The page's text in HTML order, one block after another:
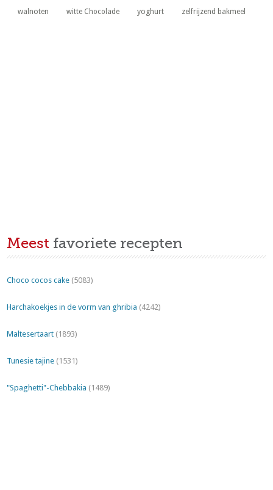
walnoten witte Chocolade yoghurt zelfrijzend bakmeel
Meest favoriete recepten
Choco cocos cake (5083)
Harchakoekjes in de vorm van ghribia (4242)
Maltesertaart (1893)
Tunesie tajine (1531)
"Spaghetti"-Chebbakia (1489)